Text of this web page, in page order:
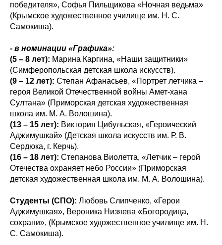
победителя», Софья Пильщикова «Ночная ведьма»
(Крымское художественное училище им. Н. С.
Самокиша).
- в номинации «Графика»:
(5 – 8 лет): Марина Каргина, «Наши защитники»
(Симферопольская детская школа искусств).
(9 – 12 лет): Степан Афанасьев, «Портрет летчика –
героя Великой Отечественной войны Амет-хана
Султана» (Приморская детская художественная
школа им. М. А. Волошина).
(13 – 15 лет): Виктория Цибульская, «Героический
Аджимушкай» (Детская школа искусств им. Р. В.
Сердюка, г. Керчь).
(16 – 18 лет): Степанова Виолетта, «Летчик – герой
Отечества охраняет небо России» (Приморская
детская художественная школа им. М. А. Волошина).
Студенты (СПО): Любовь Слипченко, «Герои
Аджимушкая», Вероника Низяева «Богородица,
сохрани», (Крымское художественное училище им. Н.
С. Самокиша).